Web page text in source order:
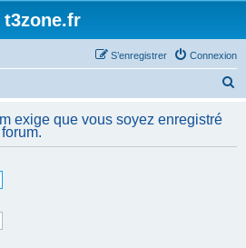
t3zone.fr
Connexion
S’enregistrer
h
exige que vous soyez enregistré